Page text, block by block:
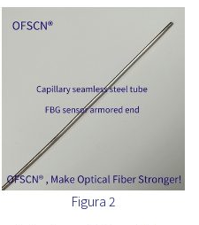
Figura 2